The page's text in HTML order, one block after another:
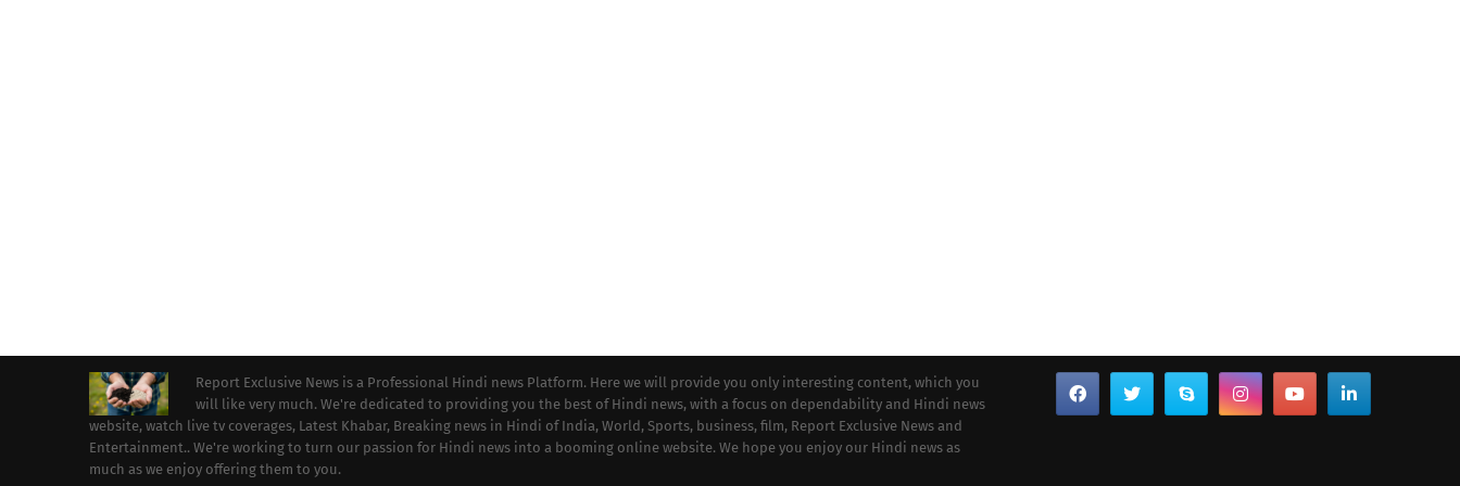
Report Exclusive News is a Professional Hindi news Platform. Here we will provide you only interesting content, which you
will like very much. We're dedicated to providing you the best of Hindi news, with a focus on dependability and Hindi news
website, watch live tv coverages, Latest Khabar, Breaking news in Hindi of India, World, Sports, business, film, Report Exclusive News and
Entertainment.. We're working to turn our passion for Hindi news into a booming online website. We hope you enjoy our Hindi news as
much as we enjoy offering them to you.